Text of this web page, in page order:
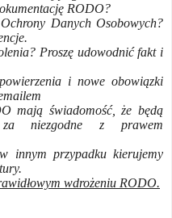
RODO?
Danych Osobowych?
Proszę udowodnić fakt i
i nowe obowiązki
mają świadomość, że będą
za niezgodne z prawem
innym przypadku kierujemy
wdrożeniu RODO.